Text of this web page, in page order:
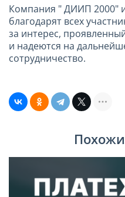
Компания " ДИИП 2000"
благодарят всех
за интерес,
и надеются на
сотрудничество.